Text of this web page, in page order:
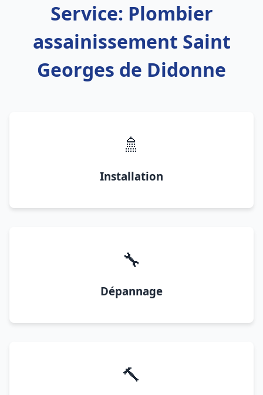
Service: Plombier
assainissement Saint
Georges de Didonne
🚿
Installation
🔧
Dépannage
🔨